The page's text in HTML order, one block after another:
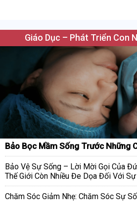
Giáo Dục – Phát Triển Con
Bảo Bọc Mầm Sống Trước Những
Bảo Vệ Sự Sống – Lời Mời Gọi Của
Thế Giới Còn Nhiều Đe Dọa Đối Với
Chăm Sóc Giảm Nhẹ: Chăm Sóc Sự